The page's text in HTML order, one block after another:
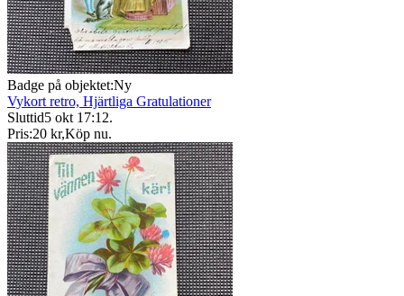
Badge på objektet:Ny
Vykort retro, Hjärtliga Gratulationer
Sluttid5 okt 17:12.
Pris:20 kr,Köp nu.